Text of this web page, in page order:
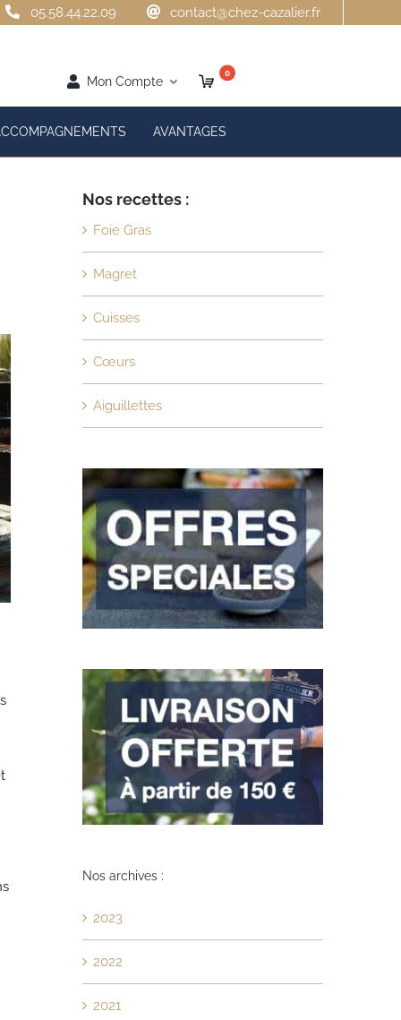
05.58.44.22.09 contact@chez-cazalier.fr
Mon Compte
0
AVANTAGES
Nos recettes :
Foie Gras
Magret
Cuisses
Cœurs
Aiguillettes
Nos archives :
2023
2022
2021